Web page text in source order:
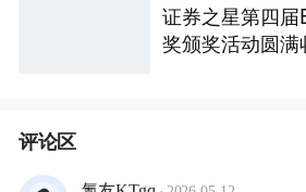
证券之星第四
奖颁奖活动圆满
评论区